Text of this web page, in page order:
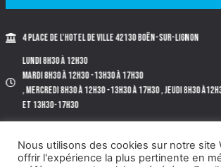
4 place de l'Hotel de Ville 42130 BOËN-SUR-LIGNON
Lundi 8h30 à 12h30
Mardi 8h30 à 12h30 -13h30 à 17h30
, Mercredi 8h30 à 12h30 -13h30 à 17h30 , Jeudi 8h30
et 13h30-17h30
Nous utilisons des cookies sur notre site
offrir l'expérience la plus pertinente en